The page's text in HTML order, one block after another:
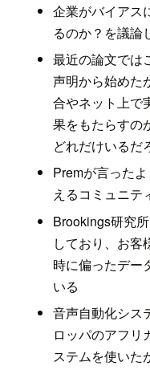
企業がバイアス
るのか？を議論
最近の論文では
声明から始めた
合やネット上で
果をもたらすの
どれだけいるだ
Premが言った
えるコミュニテ
Brookings研究
しており、お客
時に偏ったデー
いる
音声自動化シス
ロッパのアフリ
ステムを使いた